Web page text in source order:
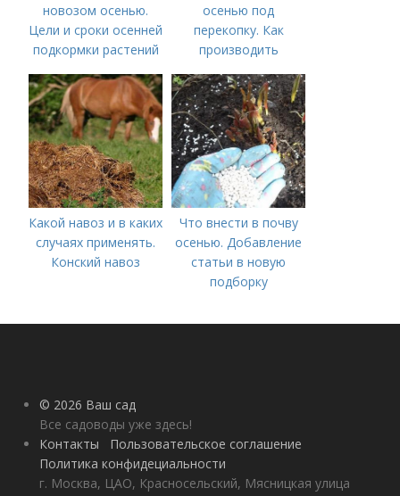
новозом осенью.
Цели и сроки осенней
подкормки растений
осенью под
перекопку. Как
производить
Какой навоз и в каких
случаях применять.
Конский навоз
Что внести в почву
осенью. Добавление
статьи в новую
подборку
© 2026 Ваш сад
Все садоводы уже здесь!
Контакты
Пользовательское соглашение
Политика конфидециальности
г. Москва, ЦАО, Красносельский, Мясницкая улица